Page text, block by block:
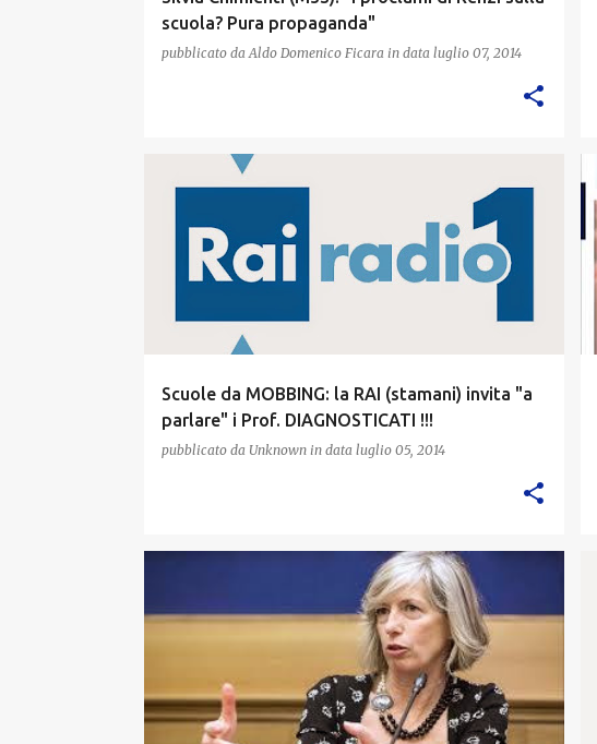
scuola? Pura propaganda"
pubblicato da Aldo Domenico Ficara in data luglio 07, 2014
Scuole da MOBBING: la RAI (stamani) invita "a
parlare" i Prof. DIAGNOSTICATI !!!
pubblicato da Unknown in data luglio 05, 2014